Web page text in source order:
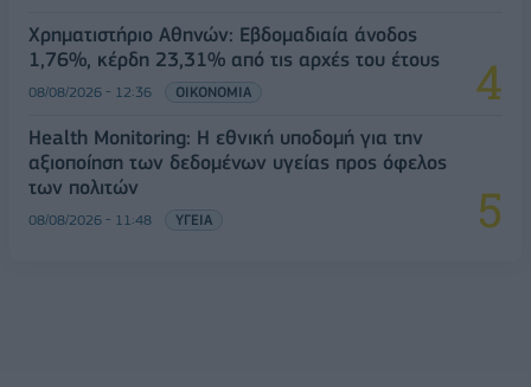
Χρηματιστήριο Αθηνών: Εβδομαδιαία άνοδος
1,76%, κέρδη 23,31% από τις αρχές του έτους
08/08/2026 - 12:36 ΟΙΚΟΝΟΜΙΑ
Health Monitoring: Η εθνική υποδομή για την
αξιοποίηση των δεδομένων υγείας προς όφελος
των πολιτών
08/08/2026 - 11:48 ΥΓΕΙΑ